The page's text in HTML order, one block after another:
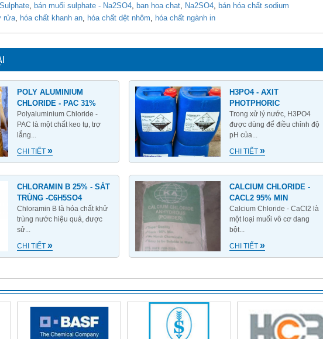
,bán mu​ối sulphate - Na2SO4 ,ban hoa chat Na2SO4 ,bán hóa chất sodium
rửa hóa chất khanh an hóa chất dệt nhôm hóa chất ngành in
POLY ALUMINIUM
CHLORIDE - PAC 31%
Polyaluminium Chloride -
PAC là một chất keo tụ, trợ
lắng...
CHI TIẾT»
H3PO4 - AXIT
PHOTPHORIC
Trong xử lý nước, H3PO4
được dùng để điều chỉnh độ
pH của...
CHI TIẾT»
CHLORAMIN B 25% - SÁT
TRÙNG -C6H5SO4
Chloramin B là hóa chất khử
trùng nước hiệu quả, được
sử...
CHI TIẾT»
CALCIUM CHLORIDE -
CACL2 95% MIN
Calcium Chloride - CaCl2 là
một loại muối vô cơ dang
bột...
CHI TIẾT»